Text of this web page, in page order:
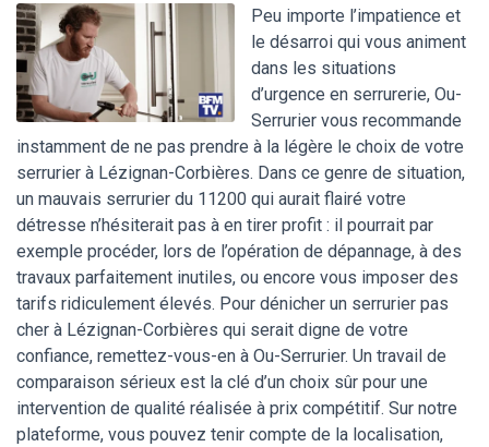
Peu importe l’impatience et
le désarroi qui vous animent
dans les situations
d’urgence en serrurerie, Ou-
Serrurier vous recommande
instamment de ne pas prendre à la légère le choix de votre
serrurier à Lézignan-Corbières. Dans ce genre de situation,
un mauvais serrurier du 11200 qui aurait flairé votre
détresse n’hésiterait pas à en tirer profit : il pourrait par
exemple procéder, lors de l’opération de dépannage, à des
travaux parfaitement inutiles, ou encore vous imposer des
tarifs ridiculement élevés. Pour dénicher un serrurier pas
cher à Lézignan-Corbières qui serait digne de votre
confiance, remettez-vous-en à Ou-Serrurier. Un travail de
comparaison sérieux est la clé d’un choix sûr pour une
intervention de qualité réalisée à prix compétitif. Sur notre
plateforme, vous pouvez tenir compte de la localisation,